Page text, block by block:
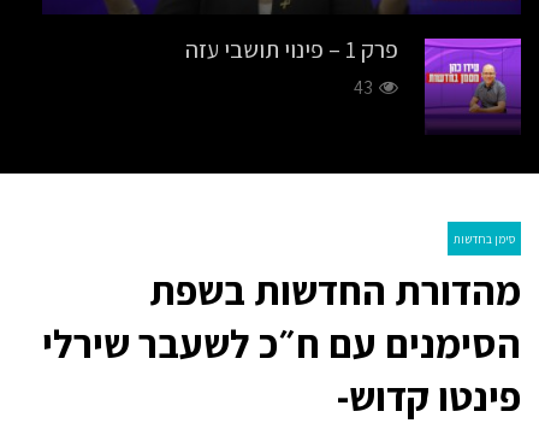
פרק 1 – פינוי תושבי עזה
43
פרק 2 – לוחמה בדרום
פרק 3 – ביקור ביידן נשיא ארה״ב
40
מהדורת חדשות בשפת הסימנים 1.7.25
סימן בחדשות
מהדורת החדשות בשפת
הסימנים עם ח״כ לשעבר שירלי
פינטו קדוש-